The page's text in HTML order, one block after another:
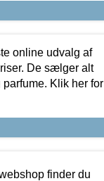
online udvalg af
De sælger alt
Klik her for
finder du